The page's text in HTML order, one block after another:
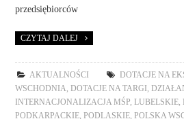
przedsiębiorców
CZYTAJ DALEJ
AKTUALNOŚCI
DOTACJE NA
WSCHODNIA ,DOTACJE NA TARGI ,
INTERNACJONALIZACJA MŚP ,LUBELSKIE ,
PODKARPACKIE ,PODLASKIE ,POLSKA